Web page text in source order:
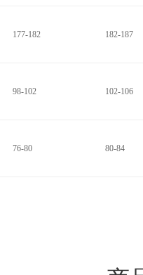
177-182 182-187
98-102 102-106
76-80 80-84